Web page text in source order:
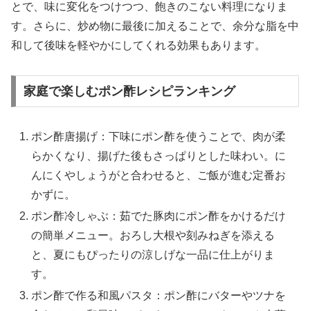
とで、味に変化をつけつつ、飽きのこない料理になりま
す。さらに、炒め物に最後に加えることで、余分な脂を中
和して後味を軽やかにしてくれる効果もあります。
家庭で楽しむポン酢レシピランキング
ポン酢唐揚げ：下味にポン酢を使うことで、肉が柔
らかくなり、揚げた後もさっぱりとした味わい。に
んにくやしょうがと合わせると、ご飯が進む定番お
かずに。
ポン酢冷しゃぶ：茹でた豚肉にポン酢をかけるだけ
の簡単メニュー。おろし大根や刻みねぎを添える
と、夏にもぴったりの涼しげな一品に仕上がりま
す。
ポン酢で作る和風パスタ：ポン酢にバターやツナを